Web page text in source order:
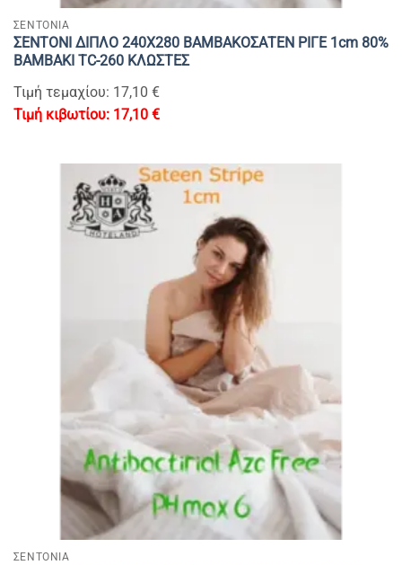
ΣΕΝΤΟΝΙΑ
ΣΕΝΤΟΝΙ ΔΙΠΛΟ 240Χ280 ΒΑΜΒΑΚΟΣΑΤΕΝ ΡΙΓΕ 1cm 80%
BAMBAKI TC-260 ΚΛΩΣΤΕΣ
Τιμή τεμαχίου: 17,10 €
17,10 €
ΣΕΝΤΟΝΙΑ